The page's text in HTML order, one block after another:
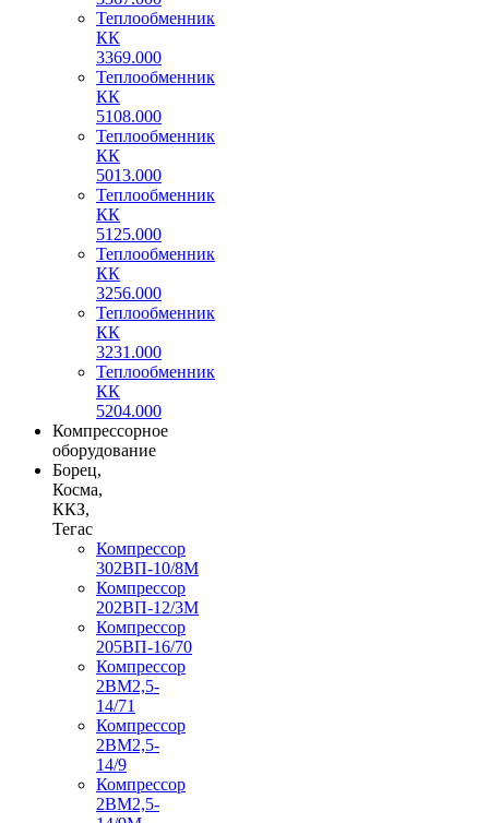
Теплообменник
КК
3369.000
Теплообменник
КК
5108.000
Теплообменник
КК
5013.000
Теплообменник
КК
5125.000
Теплообменник
КК
3256.000
Теплообменник
КК
3231.000
Теплообменник
КК
5204.000
Компрессорное
оборудование
Борец,
Косма,
ККЗ,
Тегас
Компрессор
302ВП-10/8М
Компрессор
202ВП-12/3М
Компрессор
205ВП-16/70
Компрессор
2ВМ2,5-
14/71
Компрессор
2ВМ2,5-
14/9
Компрессор
2ВМ2,5-